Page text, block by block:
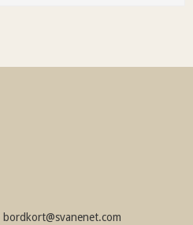
bordkort@svanenet.com